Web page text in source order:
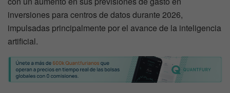
inversiones para centros de datos durante 2026,
impulsadas principalmente por el avance de la inteligencia
artificial.